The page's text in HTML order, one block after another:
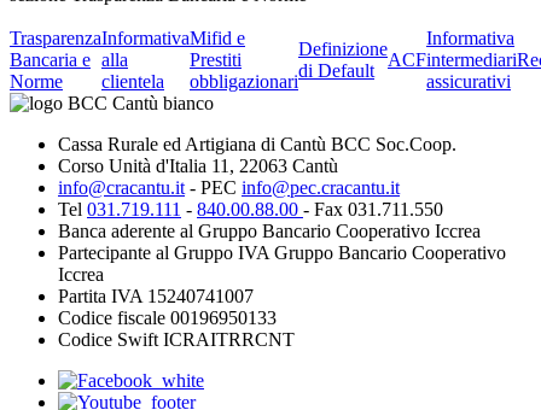
Trasparenza
Bancaria e
Norme
Informativa
alla
clientela
Mifid e
Prestiti
obbligazionari
Definizione
di Default
ACF
Informativa
intermediari
assicurativi
Cassa Rurale ed Artigiana di Cantù BCC Soc.Coop.
Corso Unità d'Italia 11, 22063 Cantù
info@cracantu.it - PEC info@pec.cracantu.it
Tel 031.719.111 - 840.00.88.00 - Fax 031.711.550
Banca aderente al Gruppo Bancario Cooperativo Iccrea
Partecipante al Gruppo IVA Gruppo Bancario Cooperativo
Iccrea
Partita IVA 15240741007
Codice fiscale 00196950133
Codice Swift ICRAITRRCNT